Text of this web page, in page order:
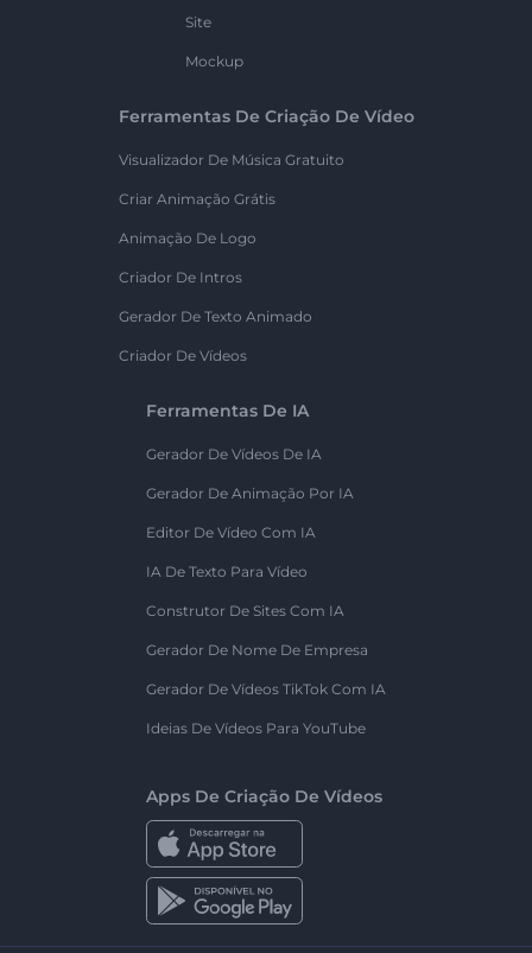
Site
Mockup
Ferramentas De Criação De Vídeo
Visualizador De Música Gratuito
Criar Animação Grátis
Animação De Logo
Criador De Intros
Gerador De Texto Animado
Criador De Vídeos
Ferramentas De IA
Gerador De Vídeos De IA
Gerador De Animação Por IA
Editor De Vídeo Com IA
IA De Texto Para Vídeo
Construtor De Sites Com IA
Gerador De Nome De Empresa
Gerador De Vídeos TikTok Com IA
Ideias De Vídeos Para YouTube
Apps De Criação De Vídeos